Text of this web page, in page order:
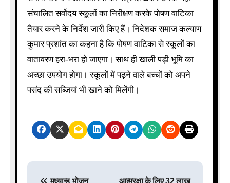
संचालित सर्वोदय स्कूलों का निरीक्षण करके पोषण वाटिका
तैयार करने के निर्देश जारी किए हैं। निदेशक समाज कल्याण
कुमार प्रशांत का कहना है कि पोषण वाटिका से स्कूलों का
वातावरण हरा-भरा हो जाएगा। साथ ही खाली पड़ी भूमि का
अच्छा उपयोग होगा। स्कूलों में पढ़ने वाले बच्चों को अपने
पसंद की सब्जियां भी खाने को मिलेंगी।